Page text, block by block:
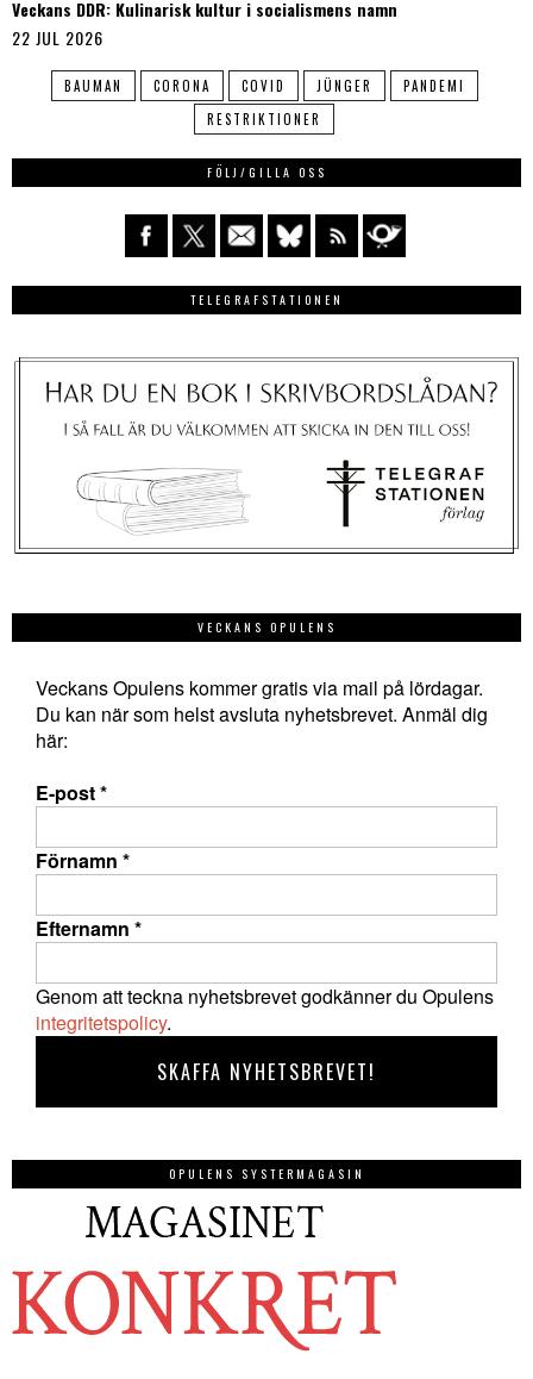
Veckans DDR: Kulinarisk kultur i socialismens namn
22 JUL 2026
BAUMAN CORONA COVID JÜNGER
PANDEMI
RESTRIKTIONER
FÖLJ/GILLA OSS
TELEGRAFSTATIONEN
VECKANS OPULENS
Veckans Opulens kommer gratis via mail på lördagar.
Du kan när som helst avsluta nyhetsbrevet. Anmäl dig
här:
E-post*
Förnamn *
Efternamn *
Genom att teckna nyhetsbrevet godkänner du Opulens
integritetspolicy.
OPULENS SYSTERMAGASIN